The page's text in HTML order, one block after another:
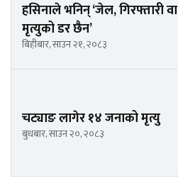
हसिनाले भनिन् ‘जेल, गिरफ्तारी वा
मृत्युको डर छैन’
बिहीबार, साउन २१, २०८३
चट्याङ लागेर १४ जनाको मृत्यु
बुधबार, साउन २०, २०८३